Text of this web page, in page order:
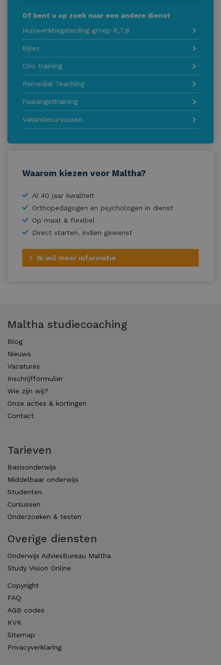
Of bent u op zoek naar een andere dienst
Huiswerkbegeleiding groep 6,7,8
Bijles
Cito training
Remedial Teaching
Faalangsttraining
Vakantiecursussen
Waarom kiezen voor Maltha?
Al 40 jaar kwaliteit
Orthopedagogen en psychologen in dienst
Op maat & flexibel
Direct starten, indien gewenst
Ik wil meer informatie
Maltha studiecoaching
Blog
Nieuws
Vacatures
Inschrijfformulier
Wie zijn wij?
Onze acties & kortingen
Contact
Tarieven
Basisonderwijs
Middelbaar onderwijs
Studenten
Cursussen
Onderzoeken & testen
Overige diensten
Onderwijs AdviesBureau Maltha
Study Vision Online
Copyright
FAQ
AGB codes
KVK
Sitemap
Privacyverklaring